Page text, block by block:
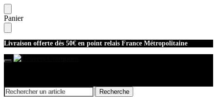
Skip
to
navigation
Skip
to
content
Panier
Livraison offerte dès 50€ en point relais France Métropolitaine
Recherche
pour :
Recherche
Recherche
pour :
Recherche